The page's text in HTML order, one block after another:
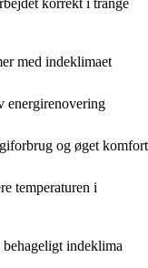
med indeklimaet
energirenovering
og øget komfort
temperaturen i
indeklima